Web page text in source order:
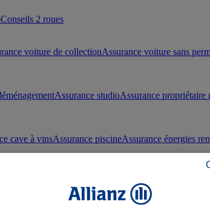
Conseils 2 roues
voiture de collectionAssurance voiture sans
Assurance studioAssurance propriétaire
cave à vinsAssurance piscineAssurance énergies
Conseils santé